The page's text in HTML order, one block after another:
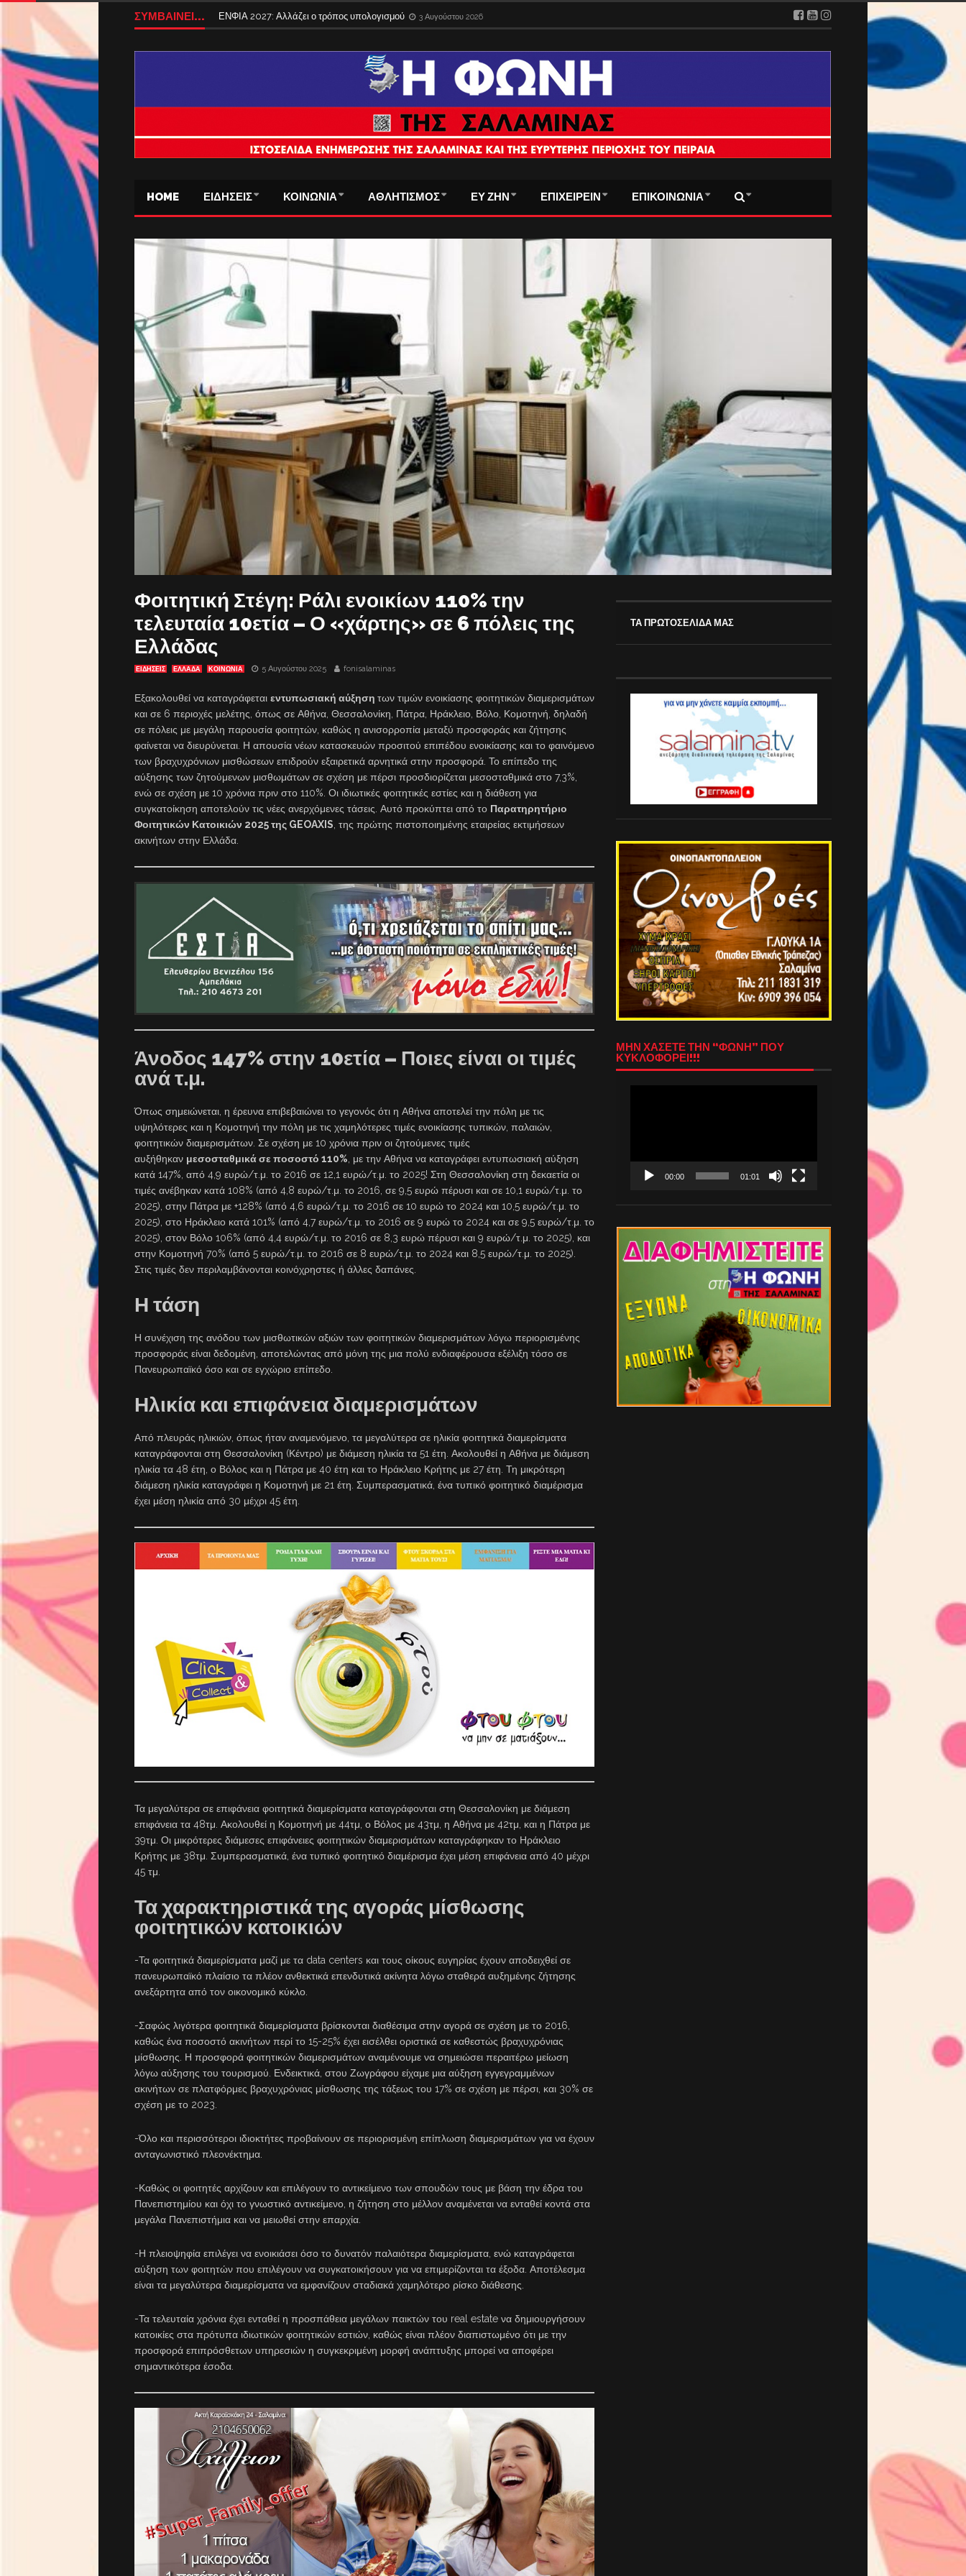
ΣΥΜΒΑΙΝΕΙ... ΕΝΦΙΑ 2027: Αλλάζει ο τρόπος υπολογισμού 3 Αυγούστου 2026
Tέλος από σήμερα τα ταξίδια στο εξωτερικό με την παλιά ταυτότητα – Λήγει η προθεσμία
HOME ΕΙΔΗΣΕΙΣ ΚΟΙΝΩΝΙΑ ΑΘΛΗΤΙΣΜΟΣ ΕΥ ΖΗΝ ΕΠΙΧΕΙΡΕΙΝ ΕΠΙΚΟΙΝΩΝΙΑ
Φοιτητική Στέγη: Ράλι ενοικίων 110% την
τελευταία 10ετία – Ο «χάρτης» σε 6 πόλεις της
Ελλάδας
ΕΙΔΗΣΕΙΣ ΕΛΛΑΔΑ ΚΟΙΝΩΝΙΑ 5 Αυγούστου 2025 fonisalaminas
Εξακολουθεί να καταγράφεται εντυπωσιακή αύξηση των τιμών ενοικίασης φοιτητικών διαμερισμάτων
και σε 6 περιοχές μελέτης, όπως σε Αθήνα, Θεσσαλονίκη, Πάτρα, Ηράκλειο, Βόλο, Κομοτηνή, δηλαδή
σε πόλεις με μεγάλη παρουσία φοιτητών, καθώς η ανισορροπία μεταξύ προσφοράς και ζήτησης
φαίνεται να διευρύνεται. Η απουσία νέων κατασκευών προσιτού επιπέδου ενοικίασης και το φαινόμενο
των βραχυχρόνιων μισθώσεων επιδρούν εξαιρετικά αρνητικά στην προσφορά. Το επίπεδο της
αύξησης των ζητούμενων μισθωμάτων σε σχέση με πέρσι προσδιορίζεται μεσοσταθμικά στο 7,3%,
ενώ σε σχέση με 10 χρόνια πριν στο 110%. Οι ιδιωτικές φοιτητικές εστίες και η διάθεση για
συγκατοίκηση αποτελούν τις νέες ανερχόμενες τάσεις. Αυτό προκύπτει από το Παρατηρητήριο
Φοιτητικών Κατοικιών 2025 της GEOAXIS, της πρώτης πιστοποιημένης εταιρείας εκτιμήσεων
ακινήτων στην Ελλάδα.
Άνοδος 147% στην 10ετία – Ποιες είναι οι τιμές
ανά τ.μ.
Όπως σημειώνεται, η έρευνα επιβεβαιώνει το γεγονός ότι η Αθήνα αποτελεί την πόλη με τις
υψηλότερες και η Κομοτηνή την πόλη με τις χαμηλότερες τιμές ενοικίασης τυπικών, παλαιών,
φοιτητικών διαμερισμάτων. Σε σχέση με 10 χρόνια πριν οι ζητούμενες τιμές
αυξήθηκαν μεσοσταθμικά σε ποσοστό 110%, με την Αθήνα να καταγράφει εντυπωσιακή αύξηση
κατά 147%, από 4,9 ευρώ/τ.μ. το 2016 σε 12,1 ευρώ/τ.μ. το 2025! Στη Θεσσαλονίκη στη δεκαετία οι
τιμές ανέβηκαν κατά 108% (από 4,8 ευρώ/τ.μ. το 2016, σε 9,5 ευρώ πέρυσι και σε 10,1 ευρώ/τ.μ. το
2025), στην Πάτρα με +128% (από 4,6 ευρώ/τ.μ. το 2016 σε 10 ευρώ το 2024 και 10,5 ευρώ/τ.μ. το
2025), στο Ηράκλειο κατά 101% (από 4,7 ευρώ/τ.μ. το 2016 σε 9 ευρώ το 2024 και σε 9,5 ευρώ/τ.μ. το
2025), στον Βόλο 106% (από 4,4 ευρώ/τ.μ. το 2016 σε 8,3 ευρώ πέρυσι και 9 ευρώ/τ.μ. το 2025), και
στην Κομοτηνή 70% (από 5 ευρώ/τ.μ. το 2016 σε 8 ευρώ/τ.μ. το 2024 και 8,5 ευρώ/τ.μ. το 2025).
Στις τιμές δεν περιλαμβάνονται κοινόχρηστες ή άλλες δαπάνες.
Η τάση
Η συνέχιση της ανόδου των μισθωτικών αξιών των φοιτητικών διαμερισμάτων λόγω περιορισμένης
προσφοράς είναι δεδομένη, αποτελώντας από μόνη της μια πολύ ενδιαφέρουσα εξέλιξη τόσο σε
Πανευρωπαϊκό όσο και σε εγχώριο επίπεδο.
Ηλικία και επιφάνεια διαμερισμάτων
Από πλευράς ηλικιών, όπως ήταν αναμενόμενο, τα μεγαλύτερα σε ηλικία φοιτητικά διαμερίσματα
καταγράφονται στη Θεσσαλονίκη (Κέντρο) με διάμεση ηλικία τα 51 έτη. Ακολουθεί η Αθήνα με διάμεση
ηλικία τα 48 έτη, ο Βόλος και η Πάτρα με 40 έτη και το Ηράκλειο Κρήτης με 27 έτη. Τη μικρότερη
διάμεση ηλικία καταγράφει η Κομοτηνή με 21 έτη. Συμπερασματικά, ένα τυπικό φοιτητικό διαμέρισμα
έχει μέση ηλικία από 30 μέχρι 45 έτη.
Τα μεγαλύτερα σε επιφάνεια φοιτητικά διαμερίσματα καταγράφονται στη Θεσσαλονίκη με διάμεση
επιφάνεια τα 48τμ. Ακολουθεί η Κομοτηνή με 44τμ, ο Βόλος με 43τμ, η Αθήνα με 42τμ, και η Πάτρα με
39τμ. Οι μικρότερες διάμεσες επιφάνειες φοιτητικών διαμερισμάτων καταγράφηκαν το Ηράκλειο
Κρήτης με 38τμ. Συμπερασματικά, ένα τυπικό φοιτητικό διαμέρισμα έχει μέση επιφάνεια από 40 μέχρι
45 τμ.
Τα χαρακτηριστικά της αγοράς μίσθωσης
φοιτητικών κατοικιών
-Τα φοιτητικά διαμερίσματα μαζί με τα data centers και τους οίκους ευγηρίας έχουν αποδειχθεί σε
πανευρωπαϊκό πλαίσιο τα πλέον ανθεκτικά επενδυτικά ακίνητα λόγω σταθερά αυξημένης ζήτησης
ανεξάρτητα από τον οικονομικό κύκλο.
-Σαφώς λιγότερα φοιτητικά διαμερίσματα βρίσκονται διαθέσιμα στην αγορά σε σχέση με το 2016,
καθώς ένα ποσοστό ακινήτων περί το 15-25% έχει εισέλθει οριστικά σε καθεστώς βραχυχρόνιας
μίσθωσης. Η προσφορά φοιτητικών διαμερισμάτων αναμένουμε να σημειώσει περαιτέρω μείωση
λόγω αύξησης του τουρισμού. Ενδεικτικά, στου Ζωγράφου είχαμε μια αύξηση εγγεγραμμένων
ακινήτων σε πλατφόρμες βραχυχρόνιας μίσθωσης της τάξεως του 17% σε σχέση με πέρσι, και 30% σε
σχέση με το 2023.
-Όλο και περισσότεροι ιδιοκτήτες προβαίνουν σε περιορισμένη επίπλωση διαμερισμάτων για να έχουν
ανταγωνιστικό πλεονέκτημα.
-Καθώς οι φοιτητές αρχίζουν και επιλέγουν το αντικείμενο των σπουδών τους με βάση την έδρα του
Πανεπιστημίου και όχι το γνωστικό αντικείμενο, η ζήτηση στο μέλλον αναμένεται να ενταθεί κοντά στα
μεγάλα Πανεπιστήμια και να μειωθεί στην επαρχία.
-Η πλειοψηφία επιλέγει να ενοικιάσει όσο το δυνατόν παλαιότερα διαμερίσματα, ενώ καταγράφεται
αύξηση των φοιτητών που επιλέγουν να συγκατοικήσουν για να επιμερίζονται τα έξοδα. Αποτέλεσμα
είναι τα μεγαλύτερα διαμερίσματα να εμφανίζουν σταδιακά χαμηλότερο ρίσκο διάθεσης.
-Τα τελευταία χρόνια έχει ενταθεί η προσπάθεια μεγάλων παικτών του real estate να δημιουργήσουν
κατοικίες στα πρότυπα ιδιωτικών φοιτητικών εστιών, καθώς είναι πλέον διαπιστωμένο ότι με την
προσφορά επιπρόσθετων υπηρεσιών η συγκεκριμένη μορφή ανάπτυξης μπορεί να αποφέρει
σημαντικότερα έσοδα.
ΤΑ ΠΡΩΤΟΣΕΛΙΔΑ ΜΑΣ
ΜΗΝ ΧΑΣΕΤΕ ΤΗΝ “ΦΩΝΗ” ΠΟΥ
ΚΥΚΛΟΦΟΡΕΙ!!!
00:00 01:01